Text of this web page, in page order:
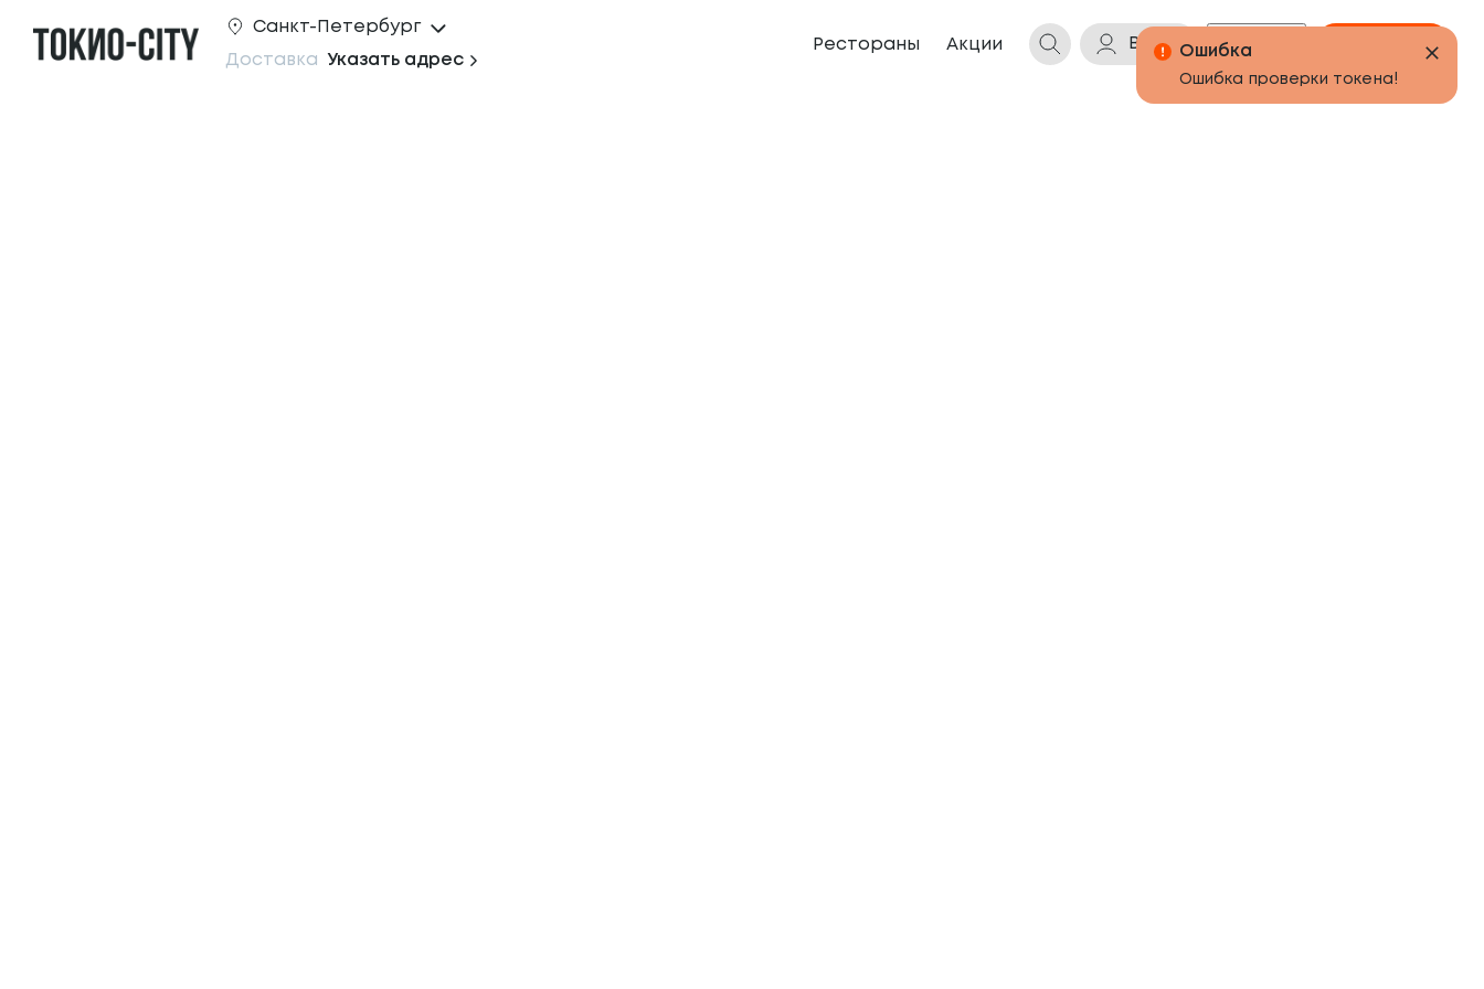
Санкт-Петербург
Доставка Указать адрес
Рестораны Акции Войти Бонусы Корзина